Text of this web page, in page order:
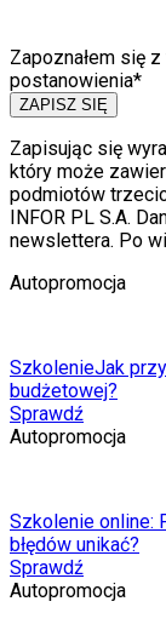
Zapoznałem się
postanowienia*
ZAPISZ SIĘ
Zapisując się
który może
podmiotów
INFOR PL S.A.
newslettera. Po
Autopromocja
SzkolenieJak
budżetowej?
Sprawdź
Autopromocja
Szkolenie online:
błędów unikać?
Sprawdź
Autopromocja